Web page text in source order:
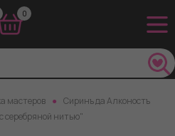
0
мастеров
Сиринъ да Алконостъ
серебряной нитью"